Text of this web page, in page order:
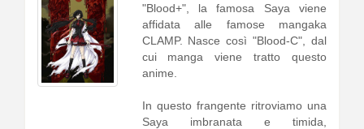
"Blood+", la famosa Saya viene
affidata alle famose mangaka
CLAMP. Nasce così "Blood-C", dal
cui manga viene tratto questo
anime.
In questo frangente ritroviamo una
Saya imbranata e timida,